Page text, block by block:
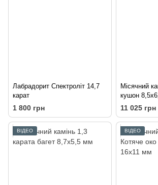
Лабрадорит Спектроліт 14,7
карат
1 800 грн
Місячний
кушон
11 025 грн
ВІДЕО ВІДЕО